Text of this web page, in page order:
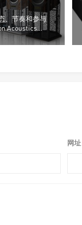
、节奏和参与
Acoustics
音箱
网址